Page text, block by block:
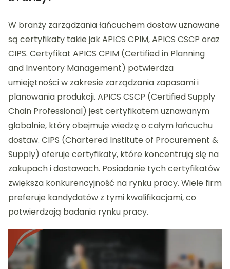
W branży zarządzania łańcuchem dostaw uznawane
są certyfikaty takie jak APICS CPIM, APICS CSCP oraz
CIPS. Certyfikat APICS CPIM (Certified in Planning
and Inventory Management) potwierdza
umiejętności w zakresie zarządzania zapasami i
planowania produkcji. APICS CSCP (Certified Supply
Chain Professional) jest certyfikatem uznawanym
globalnie, który obejmuje wiedzę o całym łańcuchu
dostaw. CIPS (Chartered Institute of Procurement &
Supply) oferuje certyfikaty, które koncentrują się na
zakupach i dostawach. Posiadanie tych certyfikatów
zwiększa konkurencyjność na rynku pracy. Wiele firm
preferuje kandydatów z tymi kwalifikacjami, co
potwierdzają badania rynku pracy.